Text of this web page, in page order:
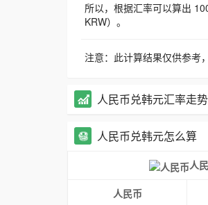
所以，根据汇率可以算出
KRW）。
注意：此计算结果仅供参考
人民币兑韩元汇率走
人民币兑韩元怎么算
人
人民币